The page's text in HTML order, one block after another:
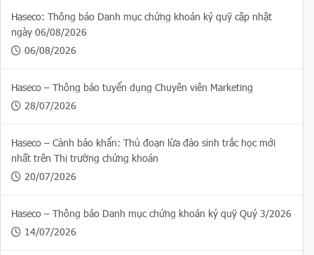
Haseco: Thông báo Danh mục chứng khoán ký quỹ cập nhật
ngày 06/08/2026
06/08/2026
Haseco – Thông báo tuyển dụng Chuyên viên Marketing
28/07/2026
Haseco – Cảnh báo khẩn: Thủ đoạn lừa đảo sinh trắc học mới
nhất trên Thị trường chứng khoán
20/07/2026
Haseco – Thông báo Danh mục chứng khoán ký quỹ Quý 3/2026
14/07/2026